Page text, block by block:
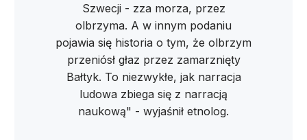
Szwecji - zza morza, przez
olbrzyma. A w innym podaniu
pojawia się historia o tym, że olbrzym
przeniósł głaz przez zamarznięty
Bałtyk. To niezwykłe, jak narracja
ludowa zbiega się z narracją
naukową" - wyjaśnił etnolog.